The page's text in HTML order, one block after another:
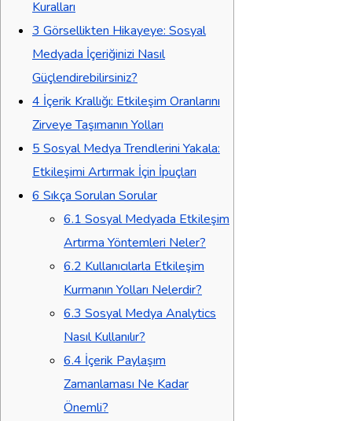
Kuralları
3 Görsellikten Hikayeye: Sosyal
Medyada İçeriğinizi Nasıl
Güçlendirebilirsiniz?
4 İçerik Krallığı: Etkileşim Oranlarını
Zirveye Taşımanın Yolları
5 Sosyal Medya Trendlerini Yakala:
Etkileşimi Artırmak İçin İpuçları
6 Sıkça Sorulan Sorular
6.1 Sosyal Medyada Etkileşim
Artırma Yöntemleri Neler?
6.2 Kullanıcılarla Etkileşim
Kurmanın Yolları Nelerdir?
6.3 Sosyal Medya Analytics
Nasıl Kullanılır?
6.4 İçerik Paylaşım
Zamanlaması Ne Kadar
Önemli?